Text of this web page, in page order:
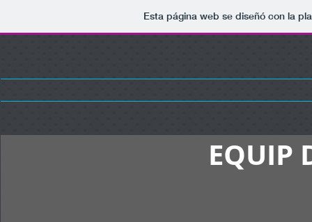
Esta página web se diseñó con la
EQUIP